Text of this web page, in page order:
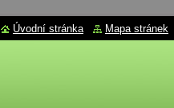
Úvodní stránka Mapa stránek